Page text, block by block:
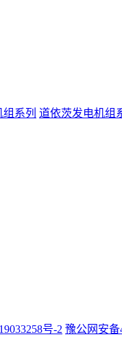
系列 道依茨发电机组
号-2 豫公网安备